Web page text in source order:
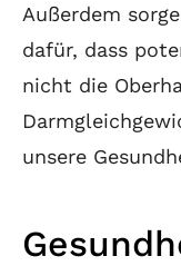
Außerdem
dafür, dass
nicht die
unsere